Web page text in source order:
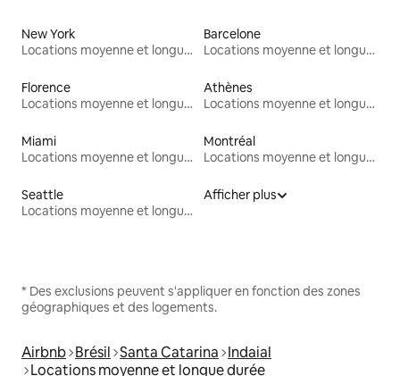
New York
Locations moyenne et longue durée
Barcelone
Locations moyenne et longue durée
Florence
Locations moyenne et longue durée
Athènes
Locations moyenne et longue durée
Miami
Locations moyenne et longue durée
Montréal
Locations moyenne et longue durée
Seattle
Locations moyenne et longue durée
Afficher plus
* Des exclusions peuvent s'appliquer en fonction des zones
géographiques et des logements.
Airbnb Brésil Santa Catarina Indaial
Locations moyenne et longue durée